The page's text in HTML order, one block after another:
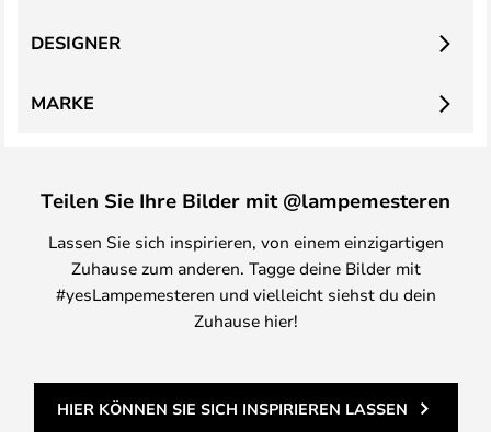
DESIGNER
MARKE
Teilen Sie Ihre Bilder mit @lampemesteren
Lassen Sie sich inspirieren, von einem einzigartigen
Zuhause zum anderen. Tagge deine Bilder mit
#yesLampemesteren und vielleicht siehst du dein
Zuhause hier!
HIER KÖNNEN SIE SICH INSPIRIEREN LASSEN